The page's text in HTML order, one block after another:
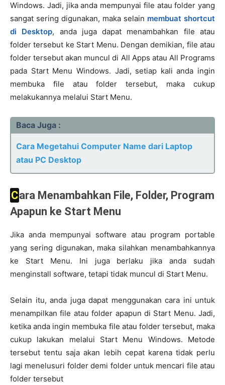
Windows. Jadi, jika anda mempunyai file atau folder yang
sangat sering digunakan, maka selain membuat shortcut
di Desktop, anda juga dapat menambahkan file atau
folder tersebut ke Start Menu. Dengan demikian, file atau
folder tersebut akan muncul di All Apps atau All Programs
pada Start Menu Windows. Jadi, setiap kali anda ingin
membuka file atau folder tersebut, maka cukup
melakukannya melalui Start Menu.
Baca Juga :
Cara Megetahui Computer Name dari Laptop
atau PC Desktop
Cara Menambahkan File, Folder, Program
Apapun ke Start Menu
Jika anda mempunyai software atau program portable
yang sering digunakan, maka silahkan menambahkannya
ke Start Menu. Ini juga berlaku jika anda sudah
menginstall software, tetapi tidak muncul di Start Menu.
Selain itu, anda juga dapat menggunakan cara ini untuk
menampilkan file atau folder apapun di Start Menu. Jadi,
ketika anda ingin membuka file atau folder tersebut, maka
cukup lakukan melalui Start Menu Windows. Metode
tersebut tentu saja akan lebih cepat karena tidak perlu
lagi menelusuri folder demi folder untuk mencari file atau
folder tersebut